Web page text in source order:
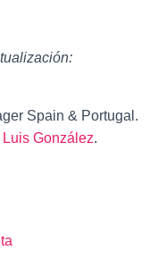
Spain & Portugal.
González.